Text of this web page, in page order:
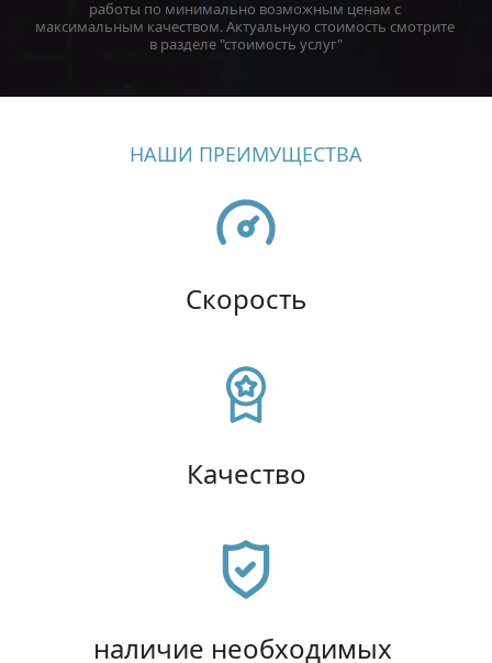
работы по минимально возможным ценам с
максимальным качеством. Актуальную стоимость смотрите
в разделе "стоимость услуг"
НАШИ ПРЕИМУЩЕСТВА
Скорость
Качество
наличие необходимых